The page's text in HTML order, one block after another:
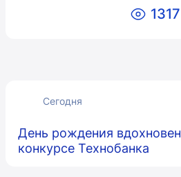
1317
Сегодня
День рождения
конкурсе Технобанка